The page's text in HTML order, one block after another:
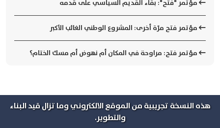
مؤتمر "فتح": بقاء القديم السياسي على قدمه
مؤتمر فتح مرّة أخرى: المشروع الوطني الغائب الأكبر
مؤتمر فتح: مراوحة في المكان أم نهوض أم مسك الختام؟
هذه النسخة تجريبية من الموقع الالكتروني وما تزال قيد البناء
والتطوير.